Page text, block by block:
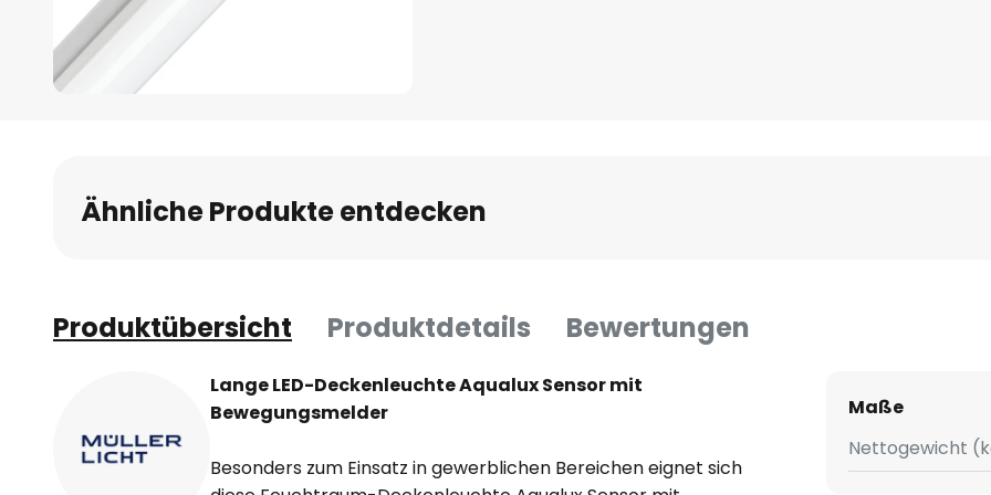
Bildgalerie
springen
Ähnliche Produkte entdecken
Produktübersicht Produktdetails Bewertungen
Lange LED-Deckenleuchte Aqualux Sensor mit
Bewegungsmelder
Besonders zum Einsatz in gewerblichen Bereichen eignet sich
Maße
Nettogewicht